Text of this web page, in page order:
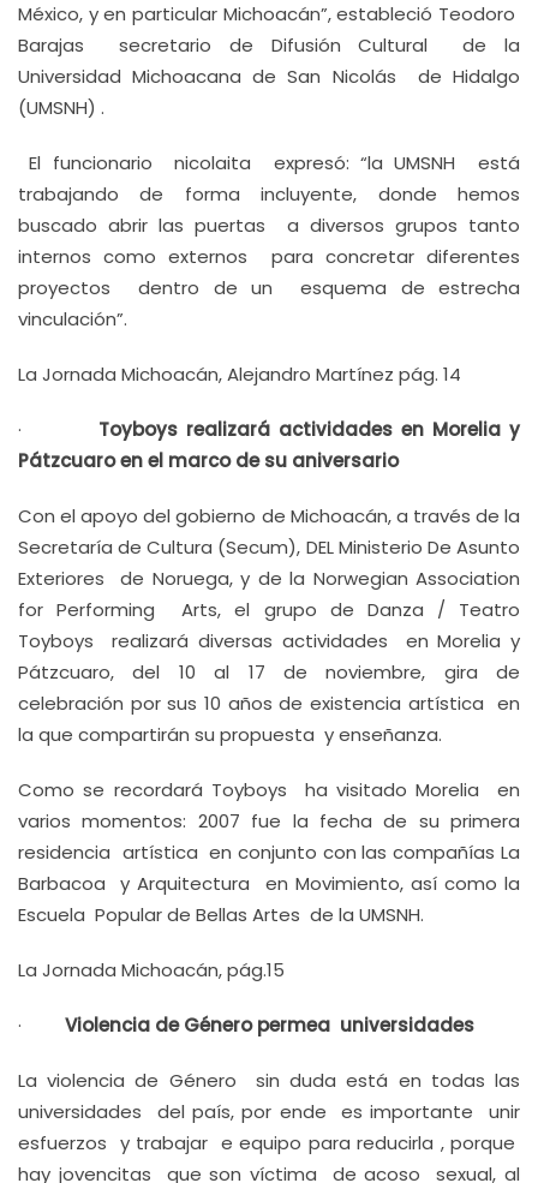
México, y en particular Michoacán”, estableció Teodoro
Barajas secretario de Difusión Cultural de la
Universidad Michoacana de San Nicolás de Hidalgo
(UMSNH) .
El funcionario nicolaita expresó: “la UMSNH está
trabajando de forma incluyente, donde hemos
buscado abrir las puertas a diversos grupos tanto
internos como externos para concretar diferentes
proyectos dentro de un esquema de estrecha
vinculación”.
La Jornada Michoacán, Alejandro Martínez pág. 14
· Toyboys realizará actividades en Morelia y
Pátzcuaro en el marco de su aniversario
Con el apoyo del gobierno de Michoacán, a través de la
Secretaría de Cultura (Secum), DEL Ministerio De Asunto
Exteriores de Noruega, y de la Norwegian Association
for Performing Arts, el grupo de Danza / Teatro
Toyboys realizará diversas actividades en Morelia y
Pátzcuaro, del 10 al 17 de noviembre, gira de
celebración por sus 10 años de existencia artística en
la que compartirán su propuesta y enseñanza.
Como se recordará Toyboys ha visitado Morelia en
varios momentos: 2007 fue la fecha de su primera
residencia artística en conjunto con las compañías La
Barbacoa y Arquitectura en Movimiento, así como la
Escuela Popular de Bellas Artes de la UMSNH.
La Jornada Michoacán, pág.15
· Violencia de Género permea universidades
La violencia de Género sin duda está en todas las
universidades del país, por ende es importante unir
esfuerzos y trabajar e equipo para reducirla , porque
hay jovencitas que son víctima de acoso sexual, al